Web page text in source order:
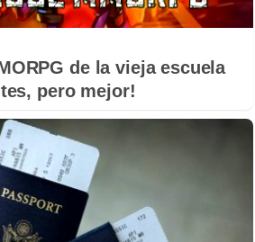
de la vieja escuela
pero mejor!